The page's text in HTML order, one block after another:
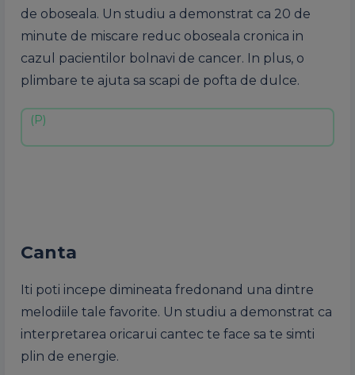
de oboseala. Un studiu a demonstrat ca 20 de
minute de miscare reduc oboseala cronica in
cazul pacientilor bolnavi de cancer. In plus, o
plimbare te ajuta sa scapi de pofta de dulce.
Canta
Iti poti incepe dimineata fredonand una dintre
melodiile tale favorite. Un studiu a demonstrat ca
interpretarea oricarui cantec te face sa te simti
plin de energie.